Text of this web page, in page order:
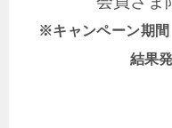
※キャンペーン期
結果